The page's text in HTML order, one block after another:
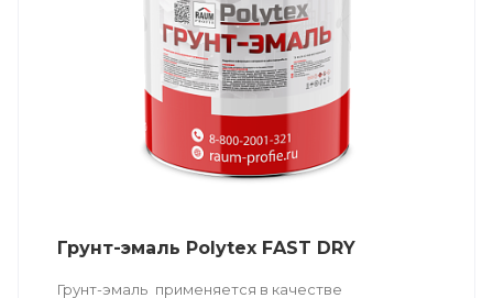
Грунт-эмаль Polytex FAST DRY
Грунт-эмаль применяется в качестве